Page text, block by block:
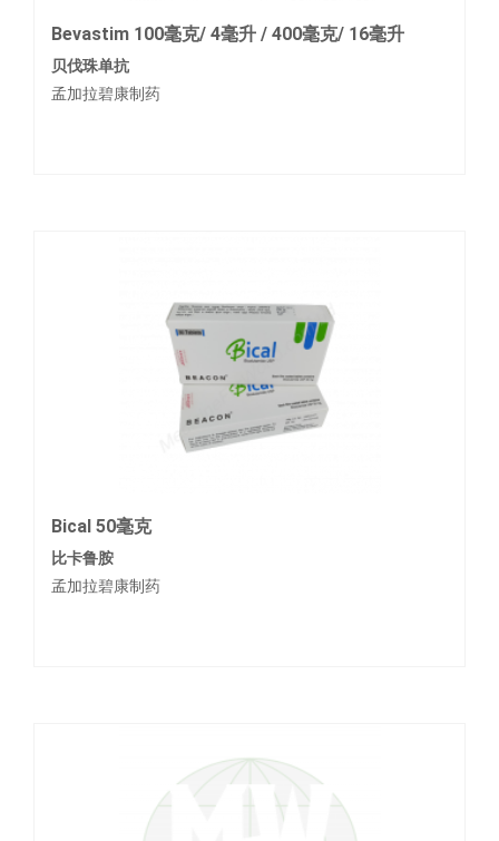
Bevastim 100毫克/ 4毫升 / 400毫克/ 16毫升
贝伐珠单抗
孟加拉碧康制药
Bical 50毫克
比卡鲁胺
孟加拉碧康制药